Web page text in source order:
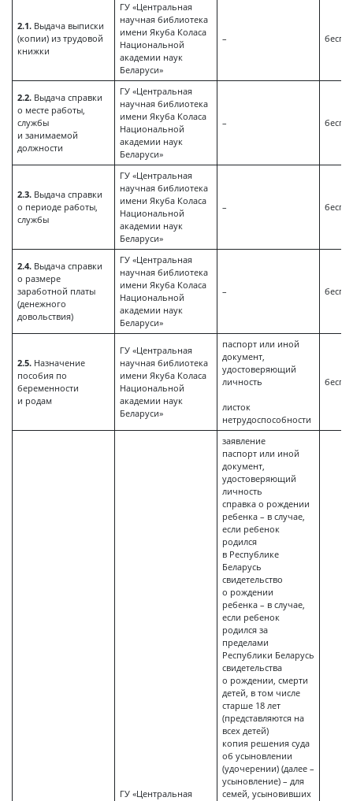
2.1.Выдача выписки
(копии) из трудовой
книжки
ГУ «Центральная
научная библиотека
имени Якуба Коласа
Национальной
академии наук
Беларуси»
–
2.2.Выдача справки
о месте работы,
службы
и занимаемой
должности
ГУ «Центральная
научная библиотека
имени Якуба Коласа
Национальной
академии наук
Беларуси»
–
2.3.Выдача справки
о периоде работы,
службы
ГУ «Центральная
научная библиотека
имени Якуба Коласа
Национальной
академии наук
Беларуси»
–
2.4.Выдача справки
о размере
заработной платы
(денежного
довольствия)
ГУ «Центральная
научная библиотека
имени Якуба Коласа
Национальной
академии наук
Беларуси»
–
2.5.Назначение
пособия по
беременности
и родам
ГУ «Центральная
научная библиотека
имени Якуба Коласа
Национальной
академии наук
Беларуси»
паспорт или иной
документ,
удостоверяющий
личность
листок
нетрудоспособности
ГУ «Центральная
заявление
паспорт или иной
документ,
удостоверяющий
личность
справка о рождении
ребенка – в случае,
если ребенок
родился
в Республике
Беларусь
свидетельство
о рождении
ребенка – в случае,
если ребенок
родился за
пределами
Республики Беларусь
свидетельства
о рождении, смерти
детей, в том числе
старше 18 лет
(представляются на
всех детей)
копия решения суда
об усыновлении
(удочерении) (далее –
усыновление) – для
семей, усыновивших